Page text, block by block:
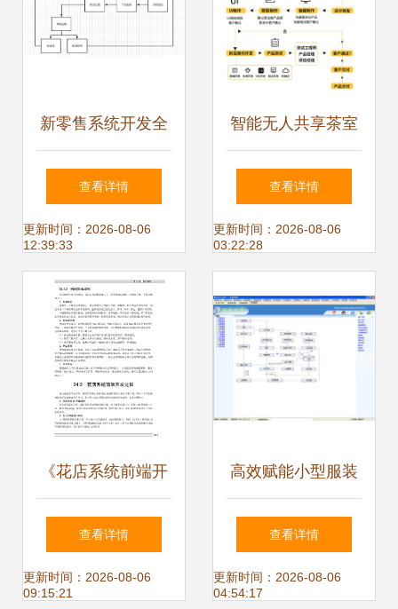
新零售系统开发全
流程解析 从战略到
运维的程序与系统
开发实践
查看详情
更新时间：2026-08-06
12:39:33
智能无人共享茶室
软硬件一体化与多
端平台开发全解析
查看详情
更新时间：2026-08-06
03:22:28
《花店系统前端开
发过程》解读 从需
求到实现的现代
查看详情
更新时间：2026-08-06
09:15:21
高效赋能小型服装
厂 外发加工服装厂
进销存与ERP管理
查看详情
更新时间：2026-08-06
04:54:17